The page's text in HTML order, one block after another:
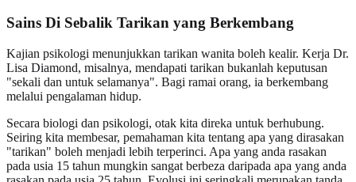
Sains Di Sebalik Tarikan yang Berkembang
Kajian psikologi menunjukkan tarikan wanita boleh kealir. Kerja Dr.
Lisa Diamond, misalnya, mendapati tarikan bukanlah keputusan
"sekali dan untuk selamanya". Bagi ramai orang, ia berkembang
melalui pengalaman hidup.
Secara biologi dan psikologi, otak kita direka untuk berhubung.
Seiring kita membesar, pemahaman kita tentang apa yang dirasakan
"tarikan" boleh menjadi lebih terperinci. Apa yang anda rasakan
pada usia 15 tahun mungkin sangat berbeza daripada apa yang anda